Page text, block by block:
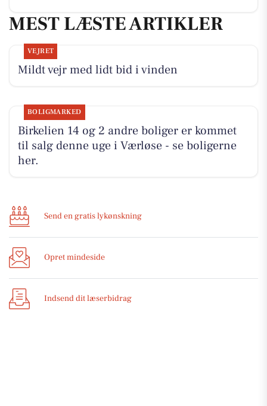
MEST LÆSTE ARTIKLER
VEJRET
Mildt vejr med lidt bid i vinden
BOLIGMARKED
Birkelien 14 og 2 andre boliger er kommet
til salg denne uge i Værløse - se boligerne
her.
Send en gratis lykønskning
Opret mindeside
Indsend dit læserbidrag